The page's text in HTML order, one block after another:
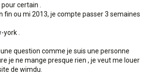
certain .
fin ou mi 2013, je compte passer 3 semaines
.
question comme je suis une personne
je ne mange presque rien , je veut me louer
de wimdu.